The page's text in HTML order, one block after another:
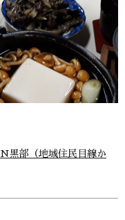
黒部（地域住民目線か